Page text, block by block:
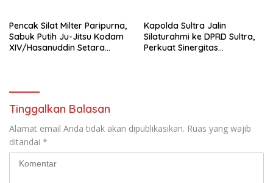
Pencak Silat Milter Paripurna,
Sabuk Putih Ju-Jitsu Kodam
XIV/Hasanuddin Setara
Kapolda Sultra Jalin
Silaturahmi ke DPRD Sultra,
Perkuat Sinergitas
Tinggalkan Balasan
Alamat email Anda tidak akan dipublikasikan. Ruas yang wajib
ditandai *